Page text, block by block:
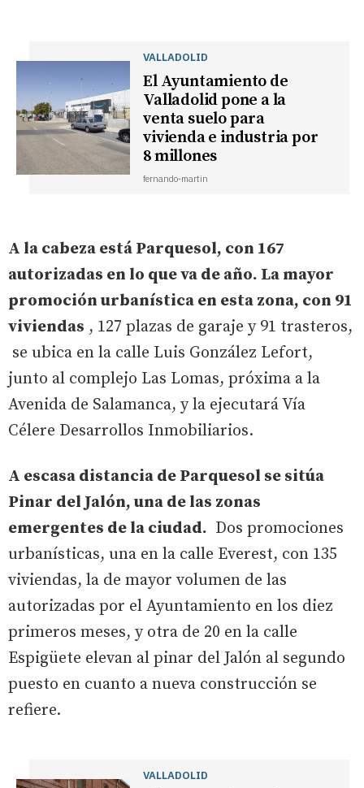
VALLADOLID
El Ayuntamiento de
Valladolid pone a la
venta suelo para
vivienda e industria por
8 millones
fernando-martin
A la cabeza está Parquesol, con 167
autorizadas en lo que va de año. La mayor
promoción urbanística en esta zona, con 91
viviendas , 127 plazas de garaje y 91 trasteros,
se ubica en la calle Luis González Lefort,
junto al complejo Las Lomas, próxima a la
Avenida de Salamanca, y la ejecutará Vía
Célere Desarrollos Inmobiliarios.
A escasa distancia de Parquesol se sitúa
Pinar del Jalón, una de las zonas
emergentes de la ciudad. Dos promociones
urbanísticas, una en la calle Everest, con 135
viviendas, la de mayor volumen de las
autorizadas por el Ayuntamiento en los diez
primeros meses, y otra de 20 en la calle
Espigüete elevan al pinar del Jalón al segundo
puesto en cuanto a nueva construcción se
refiere.
VALLADOLID